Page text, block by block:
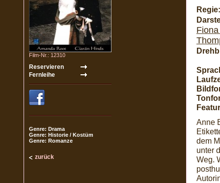
Film-Nr.: 12310
Genre: Drama
Genre: Historie / Kostüm
Genre: Romanze
zurück
Regie:
Anne
dem
unter
Weg.